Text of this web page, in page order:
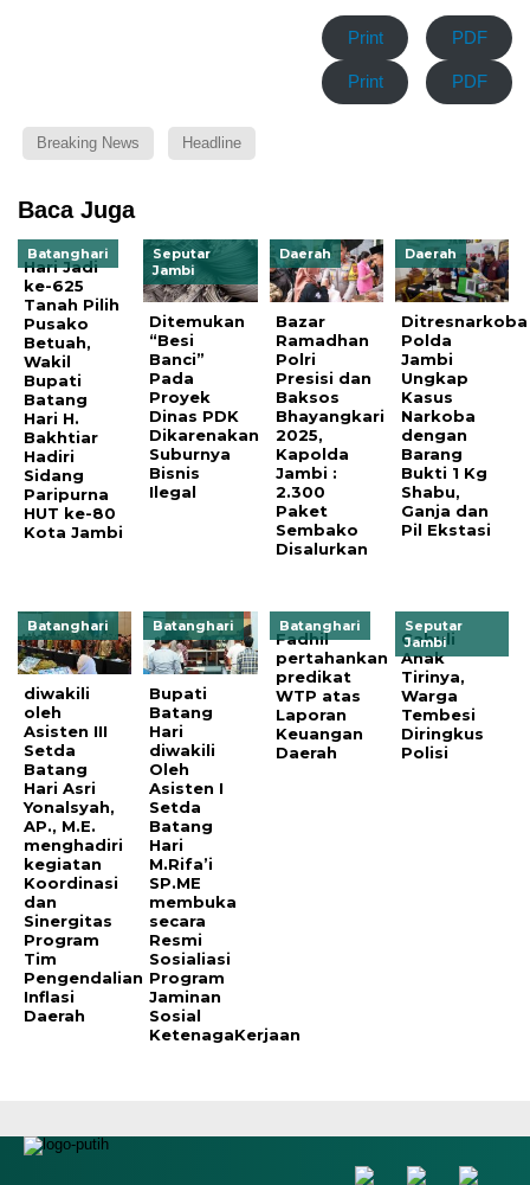
Print PDF
Print PDF
Breaking News Headline
Baca Juga
Batanghari
Hari Jadi
ke-625
Tanah Pilih
Pusako
Betuah,
Wakil
Bupati
Batang
Hari H.
Bakhtiar
Hadiri
Sidang
Paripurna
HUT ke-80
Kota Jambi
Seputar
Jambi
Ditemukan
“Besi
Banci”
Pada
Proyek
Dinas PDK
Dikarenakan
Suburnya
Bisnis
Ilegal
Daerah
Bazar
Ramadhan
Polri
Presisi dan
Baksos
Bhayangkari
2025,
Kapolda
Jambi :
2.300
Paket
Sembako
Disalurkan
Daerah
Ditresnarkoba
Polda
Jambi
Ungkap
Kasus
Narkoba
dengan
Barang
Bukti 1 Kg
Shabu,
Ganja dan
Pil Ekstasi
Batanghari
diwakili
oleh
Asisten III
Setda
Batang
Hari Asri
Yonalsyah,
AP., M.E.
menghadiri
kegiatan
Koordinasi
dan
Sinergitas
Program
Tim
Pengendalian
Inflasi
Daerah
Batanghari
Bupati
Batang
Hari
diwakili
Oleh
Asisten I
Setda
Batang
Hari
M.Rifa’i
SP.ME
membuka
secara
Resmi
Sosialiasi
Program
Jaminan
Sosial
KetenagaKerjaan
Batanghari
Fadhil
pertahankan
predikat
WTP atas
Laporan
Keuangan
Daerah
Seputar
Jambi
Cabuli
Anak
Tirinya,
Warga
Tembesi
Diringkus
Polisi